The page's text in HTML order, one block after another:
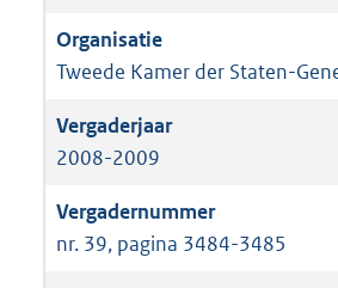
Tweede Kamer der Staten-
2008-2009
nr. 39, pagina 3484-3485